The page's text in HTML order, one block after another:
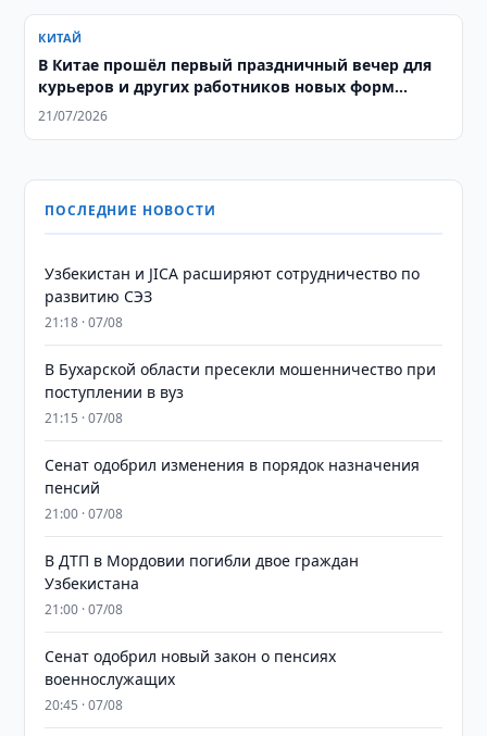
КИТАЙ
В Китае прошёл первый праздничный вечер для
курьеров и других работников новых форм
занятости
21/07/2026
ПОСЛЕДНИЕ НОВОСТИ
Узбекистан и JICA расширяют сотрудничество по
развитию СЭЗ
21:18 · 07/08
В Бухарской области пресекли мошенничество при
поступлении в вуз
21:15 · 07/08
Сенат одобрил изменения в порядок назначения
пенсий
21:00 · 07/08
В ДТП в Мордовии погибли двое граждан
Узбекистана
21:00 · 07/08
Сенат одобрил новый закон о пенсиях
военнослужащих
20:45 · 07/08